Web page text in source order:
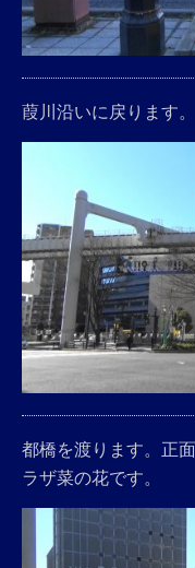
葭川沿いに戻ります。
都橋を渡ります。正
ラザ菜の花です。